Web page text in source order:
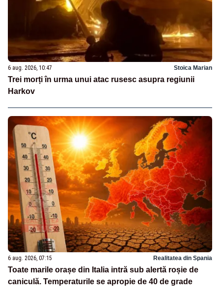
6 aug. 2026, 10:47 Stoica Marian
Trei morți în urma unui atac rusesc asupra regiunii
Harkov
6 aug. 2026, 07:15 Realitatea din Spania
Toate marile orașe din Italia intră sub alertă roșie de
caniculă. Temperaturile se apropie de 40 de grade